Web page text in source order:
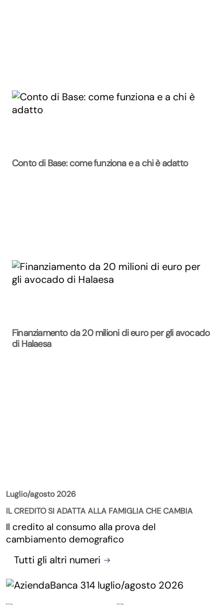
Conto di Base: come funziona e a chi è adatto
Finanziamento da 20 milioni di euro per gli avocado
di Halaesa
Luglio/agosto 2026
IL CREDITO SI ADATTA ALLA FAMIGLIA CHE CAMBIA
Il credito al consumo alla prova del
cambiamento demografico
Tutti gli altri numeri